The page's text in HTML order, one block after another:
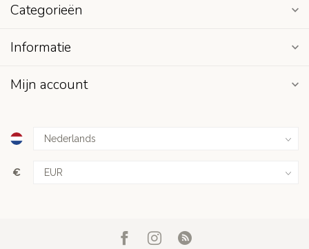
Categorieën
Informatie
Mijn account
€